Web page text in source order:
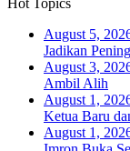
Hot Topics
August 5,
Jadikan
August 3,
Ambil Alih
August 1,
Ketua Baru
August 1,